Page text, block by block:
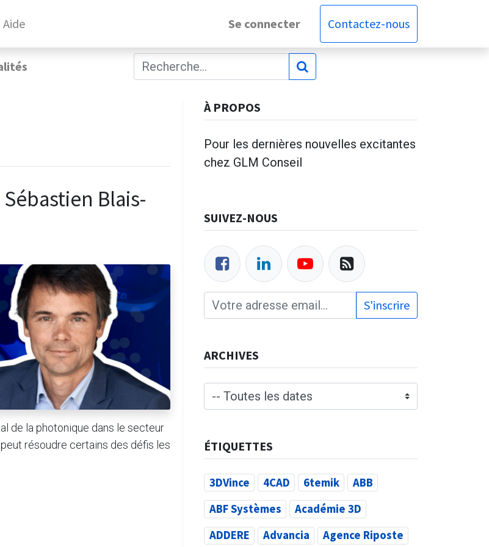
Aide Se connecter Contactez-nous
Blais-
de la photonique dans le secteur
résoudre certains des défis les
À PROPOS
Pour les dernières nouvelles excitantes
chez GLM Conseil
SUIVEZ-NOUS
S'inscrire
ARCHIVES
ÉTIQUETTES
3DVince 4CAD 6temik
ABB
ABF Systèmes
Académie 3D
ADDERE
Advancia Agence Riposte